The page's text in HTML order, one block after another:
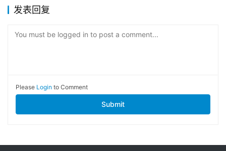
发表回复
You must be logged in to post a comment...
Please Login to Comment
Submit